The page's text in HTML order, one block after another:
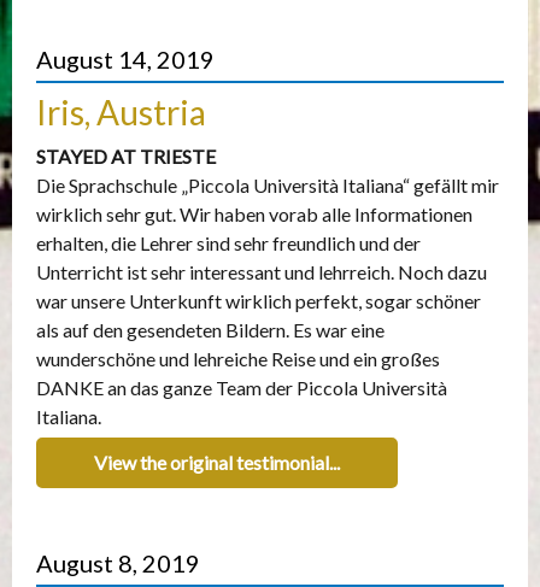
August 14, 2019
Iris, Austria
STAYED AT TRIESTE
Die Sprachschule „Piccola Università Italiana“ gefällt mir
wirklich sehr gut. Wir haben vorab alle Informationen
erhalten, die Lehrer sind sehr freundlich und der
Unterricht ist sehr interessant und lehrreich. Noch dazu
war unsere Unterkunft wirklich perfekt, sogar schöner
als auf den gesendeten Bildern. Es war eine
wunderschöne und lehreiche Reise und ein großes
DANKE an das ganze Team der Piccola Università
Italiana.
View the original testimonial...
August 8, 2019